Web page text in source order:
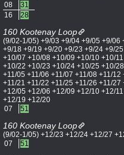
08
31
16
28
160 Kootenay Loop
(9/02-1/05) +9/03 +9/04 +9/05 +9/06
+9/18 +9/19 +9/20 +9/23 +9/24 +9/
+10/07 +10/08 +10/09 +10/10 +10/
+10/22 +10/23 +10/24 +10/25 +10/
+11/05 +11/06 +11/07 +11/08 +11/
+11/21 +11/22 +11/25 +11/26 +11/
+12/05 +12/06 +12/09 +12/10 +12/
+12/19 +12/20
07
51
160 Kootenay Loop
(9/02-1/05) +12/23 +12/24 +12/27
07
51